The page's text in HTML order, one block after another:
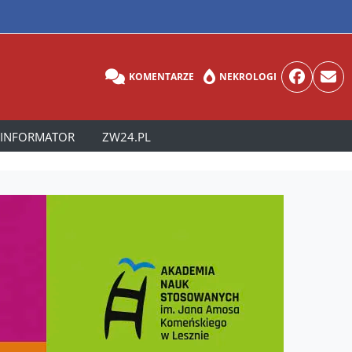
KOMENTARZE NEKROLOGI
INFORMATOR ZW24.PL